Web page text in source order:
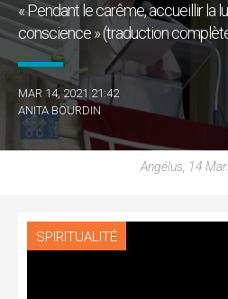
« Pendant le carême, accueillir la
conscience » (traduction
MAR 14, 2021 21:42
ANITA BOURDIN
Angélus, 14
SPIRITUALITÉ